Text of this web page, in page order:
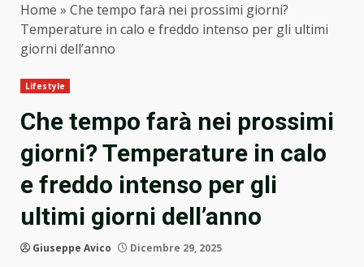
Home » Che tempo farà nei prossimi giorni?
Temperature in calo e freddo intenso per gli ultimi
giorni dell’anno
Lifestyle
Che tempo farà nei prossimi
giorni? Temperature in calo
e freddo intenso per gli
ultimi giorni dell’anno
Giuseppe Avico Dicembre 29, 2025